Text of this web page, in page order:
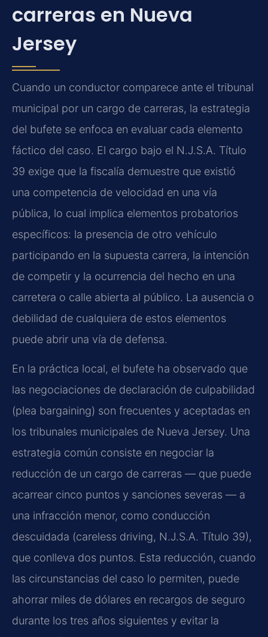
carreras en Nueva
Jersey
Cuando un conductor comparece ante el tribunal
municipal por un cargo de carreras, la estrategia
del bufete se enfoca en evaluar cada elemento
fáctico del caso. El cargo bajo el N.J.S.A. Título
39 exige que la fiscalía demuestre que existió
una competencia de velocidad en una vía
pública, lo cual implica elementos probatorios
específicos: la presencia de otro vehículo
participando en la supuesta carrera, la intención
de competir y la ocurrencia del hecho en una
carretera o calle abierta al público. La ausencia o
debilidad de cualquiera de estos elementos
puede abrir una vía de defensa.
En la práctica local, el bufete ha observado que
las negociaciones de declaración de culpabilidad
(plea bargaining) son frecuentes y aceptadas en
los tribunales municipales de Nueva Jersey. Una
estrategia común consiste en negociar la
reducción de un cargo de carreras — que puede
acarrear cinco puntos y sanciones severas — a
una infracción menor, como conducción
descuidada (careless driving, N.J.S.A. Título 39),
que conlleva dos puntos. Esta reducción, cuando
las circunstancias del caso lo permiten, puede
ahorrar miles de dólares en recargos de seguro
durante los tres años siguientes y evitar la